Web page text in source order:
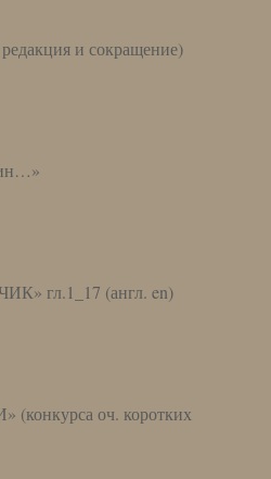
и сокращение)
гл.1_17 (англ. en)
оч. коротких